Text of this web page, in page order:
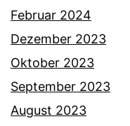
Februar 2024
Dezember 2023
Oktober 2023
September 2023
August 2023